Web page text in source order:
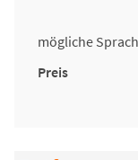
mögliche
Preis